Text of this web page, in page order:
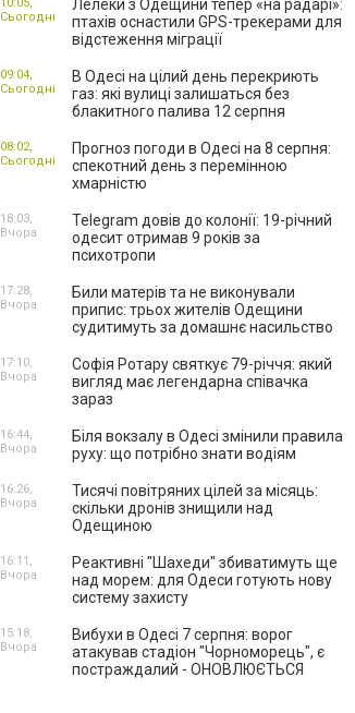
Лелеки з Одещини тепер «на радарі»:
птахів оснастили GPS-трекерами для
відстеження міграції
Сьогодні
В Одесі на цілий день перекриють
газ: які вулиці залишаться без
блакитного палива 12 серпня
09:04,
Сьогодні
Прогноз погоди в Одесі на 8 серпня:
спекотний день з перемінною
хмарністю
08:02,
Сьогодні
Telegram довів до колонії: 19-річний
одесит отримав 9 років за
психотропи
18:03,
Вчора
Били матерів та не виконували
припис: трьох жителів Одещини
судитимуть за домашнє насильство
17:28,
Вчора
Софія Ротару святкує 79-річчя: який
вигляд має легендарна співачка
зараз
17:10,
Вчора
Біля вокзалу в Одесі змінили правила
руху: що потрібно знати водіям
16:44,
Вчора
Тисячі повітряних цілей за місяць:
скільки дронів знищили над
Одещиною
16:26,
Вчора
Реактивні "Шахеди" збиватимуть ще
над морем: для Одеси готують нову
систему захисту
16:11,
Вчора
Вибухи в Одесі 7 серпня: ворог
атакував стадіон "Чорноморець", є
постраждалий - ОНОВЛЮЄТЬСЯ
15:18,
Вчора